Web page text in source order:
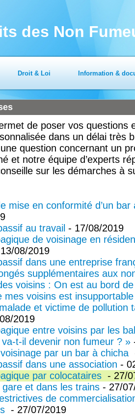
des Non
Droit & Loi Information &
de poser vos questions
dans un délai très
question concernant un
et notre équipe d’experts
sur les démarches à
mise en conformité d’un
au travail - 17/08/2019
de voisinage en
08/2019
dans une entreprise
supplémentaires aux
voisins : On est au bord
mes voisins est insupportable
et victime de pollution
2019
entre voisins par les
t-il devenir non fumeur ? »
par un bar à chicha
dans une association -
par colocataires - 27/
et dans les trains - 27/
de
- 27/07/2019